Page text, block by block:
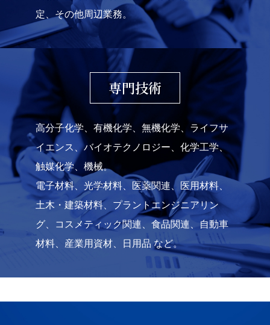
定、その他周辺業務。
専門技術
高分子化学、有機化学、無機化学、ライフサ
イエンス、バイオテクノロジー、化学工学、
触媒化学、機械。
電子材料、光学材料、医薬関連、医用材料、
土木・建築材料、プラントエンジニアリン
グ、コスメティック関連、食品関連、自動車
材料、産業用資材、日用品 など。